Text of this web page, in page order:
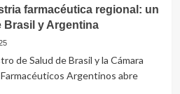
farmacéutica regional: un
Brasil y Argentina
de Salud de Brasil y la Cámara
Argentinos abre